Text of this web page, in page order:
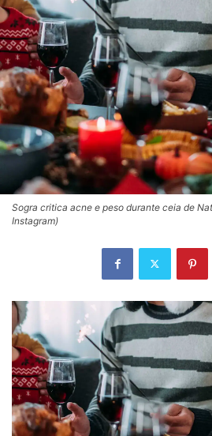
Sogra critica acne e peso durante ceia de
Instagram)